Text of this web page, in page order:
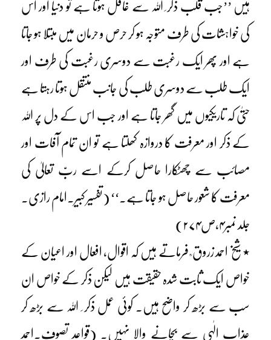
ہیں ’’جب قلب ذکر ِ اللہ سے غافل ہوتا ہے تو دنیا اور اس
کی خواہشات کی طرف متوجہ ہو کر حرص و حرمان میں مبتلا ہو جاتا
ہے اور پھر ایک رغبت سے دوسری رغبت کی طرف اور
ایک طلب سے دوسری طلب کی جانب منتقل ہوتا رہتا ہے
حتیٰ کہ تاریکیوں میں گھر جاتا ہے اور جب اس کے دل پر اللہ
کے ذکر اور معرفت کا دروازہ کھلتا ہے تو ان تمام آفات اور
مصائب سے چھٹکارا حاصل کرکے اسے ربّ تعالیٰ کی
معرفت کا شعور حاصل ہو جاتا ہے۔‘‘ (تفسیر کبیر۔امام رازی۔
جلد نمبر۴،ص۲۷۴)
٭ شیخ احمد زروق ؒ فرماتے ہیں کہ اقوال، افعال اور اعیان کے
خواص ایک ثابت شدہ حقیقت ہیں لیکن ذکر کے خواص ان
سب سے بڑھ کر واضح ہیں۔ کوئی عمل ذکر ِ اللہ سے بڑھ کر
عذابِ الٰہی سے بچانے والا نہیں۔ (قواعد تصوف۔احمد